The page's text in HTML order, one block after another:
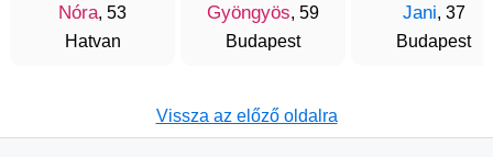
Nóra, 53
Hatvan
Gyöngyös, 59
Budapest
Jani, 37
Budapest
Vissza az előző oldalra